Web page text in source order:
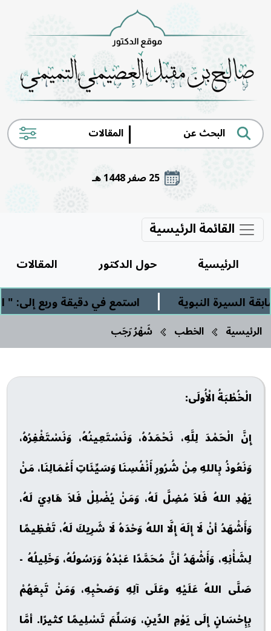
|
25 صفر 1448 هـ
القائمة الرئيسية
الرئيسية حول الدكتور
المقالات
النبوية
| استمع في دقيقة وربع إلى: "
الرئيسية الخطب شَهْرُ رَجَب
الْخُطْبَةُ الْأُولَى:
إِنَّ الْحَمْدَ لِلَّهِ، نَحْمَدُهُ، وَنَسْتَعِينُهُ، وَنَسْتَغْفِرُهُ،
وَنَعُوذُ بِاللهِ مِنْ شُرُورِ أَنْفُسِنَا وَسَيِّئَاتِ أَعْمَالِنَا، مَنْ
يَهْدِ اللهُ فَلاَ مُضِلَّ لَهُ، وَمَنْ يُضْلِلْ فَلاَ هَادِيَ لَهُ،
وَأَشْهَدُ أنْ لَا إِلَهَ إِلَّا اللهُ وَحْدَهُ لَا شَرِيكَ لَهُ، تَعْظِيمًا
لِشَأْنِهِ، وَأَشْهَدُ أنَّ مُحَمَّدًا عَبْدُهُ وَرَسُولُهُ، وَخَلِيلُهُ -
صَلَّى اللهُ عَلَيْهِ وعَلَى آلِهِ وَصَحْبِهِ، وَمَنْ تَبِعَهُمْ
بِإِحْسَانٍ إِلَى يَوْمِ الدِّينِ، وَسَلِّمَ تَسْلِيمًا كثيرًا. أمَّا